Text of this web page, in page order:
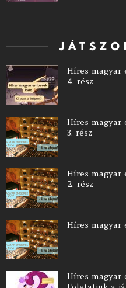
Híres magyar
4. rész
Híres magyar
3. rész
Híres magyar
2. rész
Híres magyar
Híres magyar